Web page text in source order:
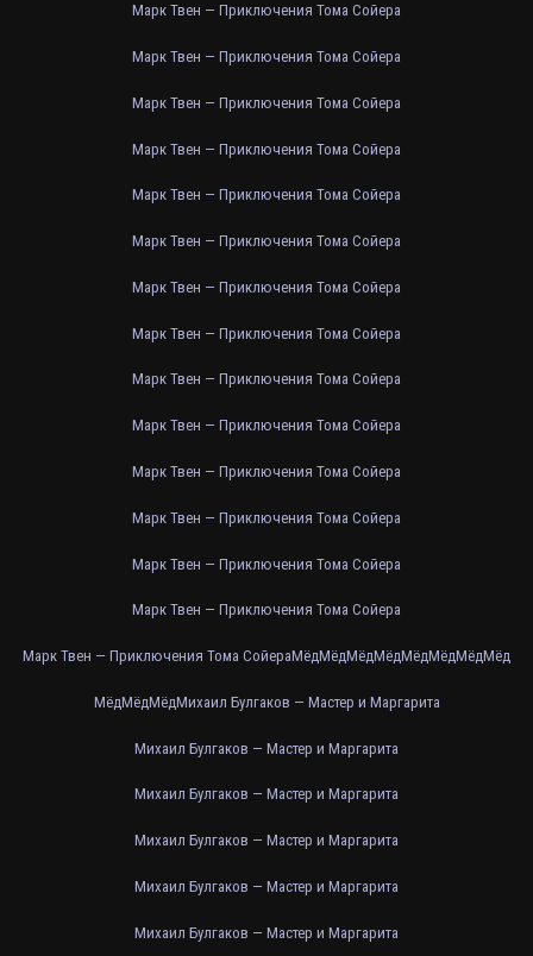
Марк Твен — Приключения Тома Сойера
Марк Твен — Приключения Тома Сойера
Марк Твен — Приключения Тома Сойера
Марк Твен — Приключения Тома Сойера
Марк Твен — Приключения Тома Сойера
Марк Твен — Приключения Тома Сойера
Марк Твен — Приключения Тома Сойера
Марк Твен — Приключения Тома Сойера
Марк Твен — Приключения Тома Сойера
Марк Твен — Приключения Тома Сойера
Марк Твен — Приключения Тома Сойера
Марк Твен — Приключения Тома Сойера
Марк Твен — Приключения Тома Сойера
Марк Твен — Приключения Тома Сойера
Марк Твен — Приключения Тома СойераМёдМёдМёдМёдМёдМёдМёдМёд
МёдМёдМёдМихаил Булгаков — Мастер и Маргарита
Михаил Булгаков — Мастер и Маргарита
Михаил Булгаков — Мастер и Маргарита
Михаил Булгаков — Мастер и Маргарита
Михаил Булгаков — Мастер и Маргарита
Михаил Булгаков — Мастер и Маргарита